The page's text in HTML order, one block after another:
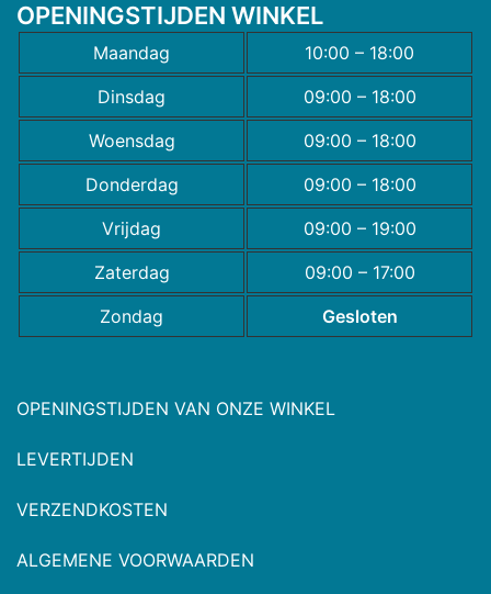
OPENINGSTIJDEN WINKEL
Maandag
10:00 – 18:00
Dinsdag
09:00 – 18:00
Woensdag
09:00 – 18:00
Donderdag
09:00 – 18:00
Vrijdag
09:00 – 19:00
Zaterdag
09:00 – 17:00
Zondag
Gesloten
OPENINGSTIJDEN VAN ONZE WINKEL
LEVERTIJDEN
VERZENDKOSTEN
ALGEMENE VOORWAARDEN